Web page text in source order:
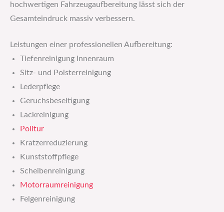
hochwertigen Fahrzeugaufbereitung lässt sich der
Gesamteindruck massiv verbessern.
Leistungen einer professionellen Aufbereitung:
Tiefenreinigung Innenraum
Sitz- und Polsterreinigung
Lederpflege
Geruchsbeseitigung
Lackreinigung
Politur
Kratzerreduzierung
Kunststoffpflege
Scheibenreinigung
Motorraumreinigung
Felgenreinigung